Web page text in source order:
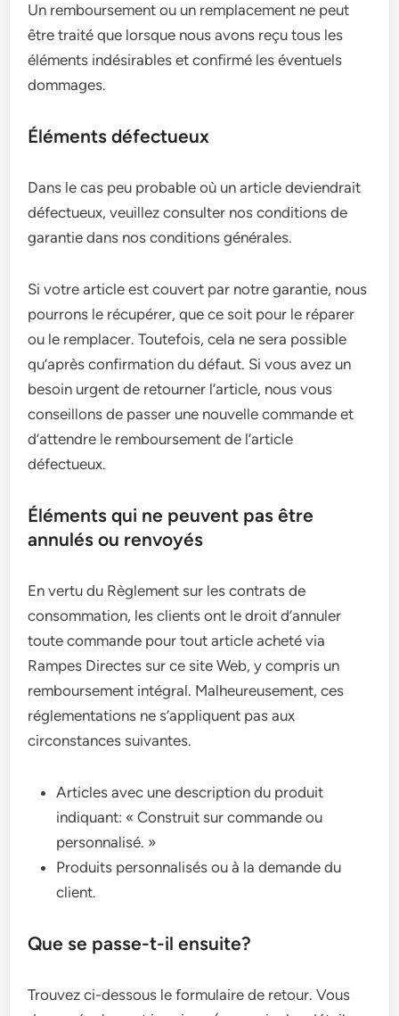
Un remboursement ou un remplacement ne peut
être traité que lorsque nous avons reçu tous les
éléments indésirables et confirmé les éventuels
dommages.
Éléments défectueux
Dans le cas peu probable où un article deviendrait
défectueux, veuillez consulter nos conditions de
garantie dans nos conditions générales.
Si votre article est couvert par notre garantie, nous
pourrons le récupérer, que ce soit pour le réparer
ou le remplacer. Toutefois, cela ne sera possible
qu’après confirmation du défaut. Si vous avez un
besoin urgent de retourner l’article, nous vous
conseillons de passer une nouvelle commande et
d’attendre le remboursement de l’article
défectueux.
Éléments qui ne peuvent pas être
annulés ou renvoyés
En vertu du Règlement sur les contrats de
consommation, les clients ont le droit d’annuler
toute commande pour tout article acheté via
Rampes Directes sur ce site Web, y compris un
remboursement intégral. Malheureusement, ces
réglementations ne s’appliquent pas aux
circonstances suivantes.
Articles avec une description du produit
indiquant: « Construit sur commande ou
personnalisé. »
Produits personnalisés ou à la demande du
client.
Que se passe-t-il ensuite?
Trouvez ci-dessous le formulaire de retour. Vous